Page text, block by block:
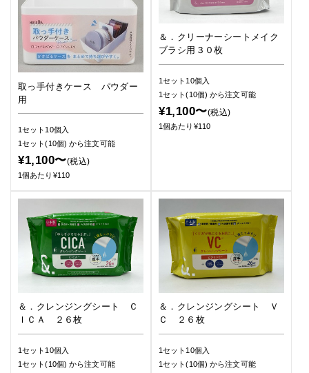
取っ手付きケース パウダー
用
1セット10個入
1セット(10個)から注文可能
¥1,100〜(税込)
1個あたり¥110
＆．クリーナーシートメイク
ブラシ用３０枚
1セット10個入
1セット(10個)から注文可能
¥1,100〜(税込)
1個あたり¥110
＆．クレンジングシート Ｃ
ＩＣＡ ２６枚
1セット10個入
1セット(10個)から注文可能
＆．クレンジングシート Ｖ
Ｃ ２６枚
1セット10個入
1セット(10個)から注文可能